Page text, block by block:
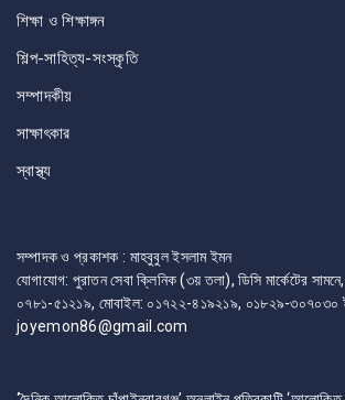
শিক্ষা ও শিক্ষাঙ্গন
শিল্প-সাহিত্য-সংস্কৃতি
সম্পাদকীয়
সাক্ষাৎকার
স্বাস্থ্য
সম্পাদক ও প্রকাশক : মাহবুবুল ইসলাম ইমন
যোগাযোগ: পুরাতন সেবা ক্লিনিক (৩য় তলা), ডিসি মার্কেটের
০৭৮১-৫১২১৯, মোবাইল: ০১৭২২-৪১৯২১৯, ০১৮২৯-৩০৭০৩০
joyemon86@gmail.com